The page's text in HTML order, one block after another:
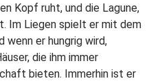
Kopf ruht, und die Lagune,
Im Liegen spielt er mit dem
wenn er hungrig wird,
die ihm immer
bieten. Immerhin ist er